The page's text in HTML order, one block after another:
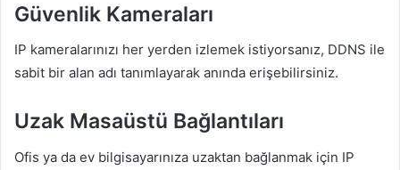
Güvenlik Kameraları
IP kameralarınızı her yerden izlemek istiyorsanız, DDNS ile
sabit bir alan adı tanımlayarak anında erişebilirsiniz.
Uzak Masaüstü Bağlantıları
Ofis ya da ev bilgisayarınıza uzaktan bağlanmak için IP